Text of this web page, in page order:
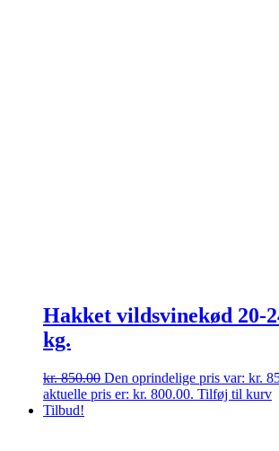
Hakket vildsvinekød 20-
kg.
kr.850.00 Den oprindelige pris var: kr.
aktuelle pris er: kr. 800.00. Tilføj til kurv
Tilbud!